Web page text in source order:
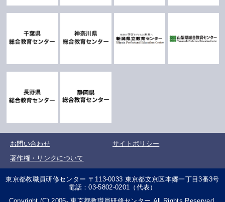
お問い合わせ
サイトポリシー
著作権・リンクについて
東京都教職員研修センター 〒113-0033 東京都文京区本郷一丁目3番3号
電話：03-5802-0201（代表）